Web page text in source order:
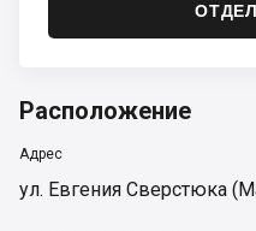
Расположение
Адрес
ул. Евгения Сверстюка